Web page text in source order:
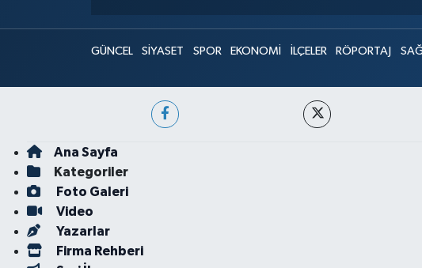
GÜNCEL SİYASET SPOR EKONOMİ İLÇELER RÖPORTAJ
Ana Sayfa
Kategoriler
Foto Galeri
Video
Yazarlar
Firma Rehberi